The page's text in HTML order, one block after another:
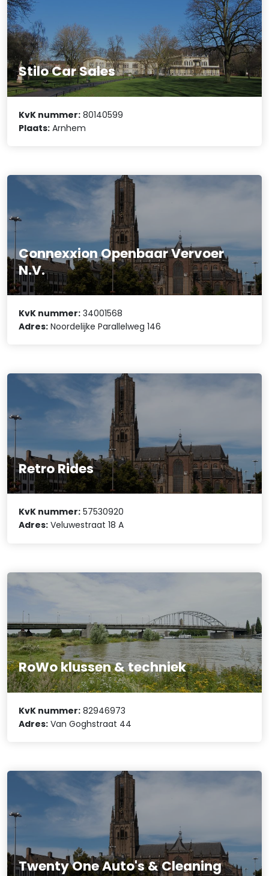
Stilo Car Sales
KvK nummer: 80140599
Plaats: Arnhem
Connexxion Openbaar Vervoer
N.V.
KvK nummer: 34001568
Adres: Noordelijke Parallelweg 146
Retro Rides
KvK nummer: 57530920
Adres: Veluwestraat 18 A
RoWo klussen & techniek
KvK nummer: 82946973
Adres: Van Goghstraat 44
Twenty One Auto's & Cleaning